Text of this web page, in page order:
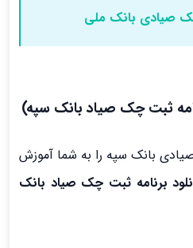
صیادی بانک ملی
ثبت چک صیاد بانک سپه)
بانک سپه را به شما آموزش
برنامه ثبت چک صیاد بانک